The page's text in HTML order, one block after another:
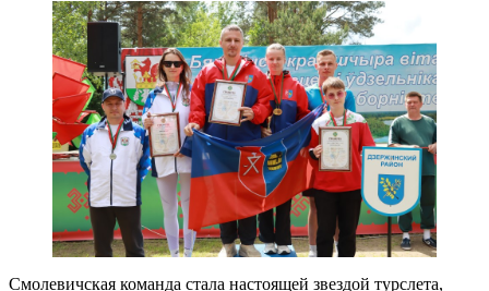
Смолевичская команда стала настоящей звездой турслета,